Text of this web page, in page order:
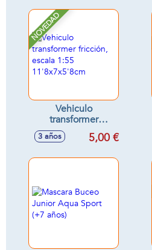
NOVEDAD
Vehiculo
transformer
fricción, escala 1:55
11'8x7x5'8cm
3 años 5,00 €